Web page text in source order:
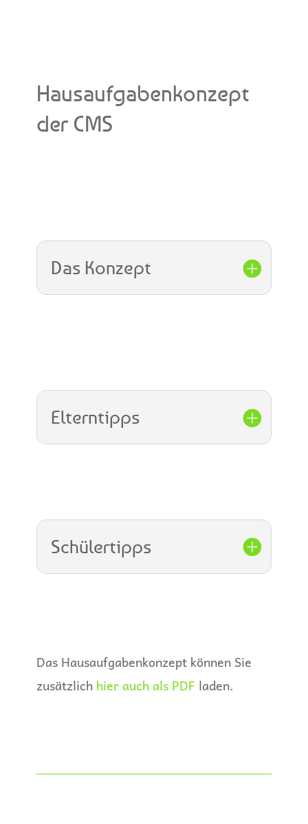
Hausaufgabenkonzept
der CMS
Das Konzept
Elterntipps
Schülertipps
Das Hausaufgabenkonzept können Sie
zusätzlich hier auch als PDF laden.